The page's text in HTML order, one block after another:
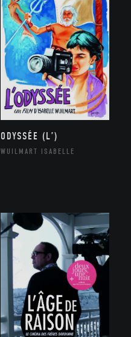
ODYSSÉE (L’)
WUILMART ISABELLE